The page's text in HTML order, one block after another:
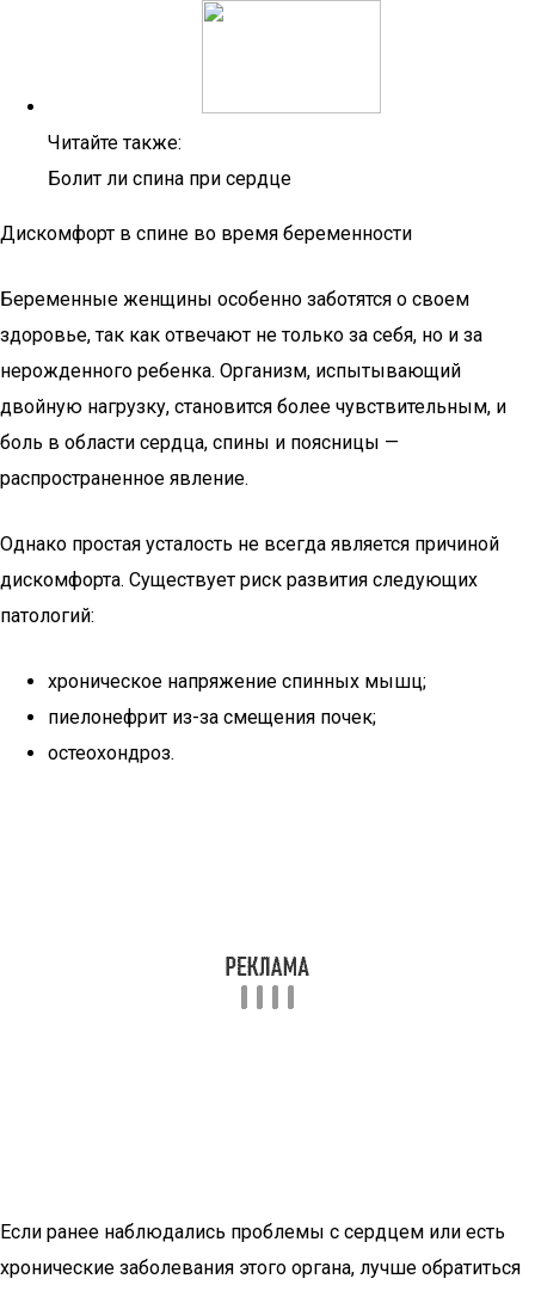
Читайте также:
Болит ли спина при сердце
Дискомфорт в спине во время беременности
Беременные женщины особенно заботятся о своем
здоровье, так как отвечают не только за себя, но и за
нерожденного ребенка. Организм, испытывающий
двойную нагрузку, становится более чувствительным, и
боль в области сердца, спины и поясницы —
распространенное явление.
Однако простая усталость не всегда является причиной
дискомфорта. Существует риск развития следующих
патологий:
хроническое напряжение спинных мышц;
пиелонефрит из-за смещения почек;
остеохондроз.
Если ранее наблюдались проблемы с сердцем или есть
хронические заболевания этого органа, лучше обратиться